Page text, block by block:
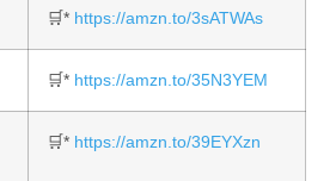
🛒* https://amzn.to/3sATWAs
🛒* https://amzn.to/35N3YEM
🛒* https://amzn.to/39EYXzn